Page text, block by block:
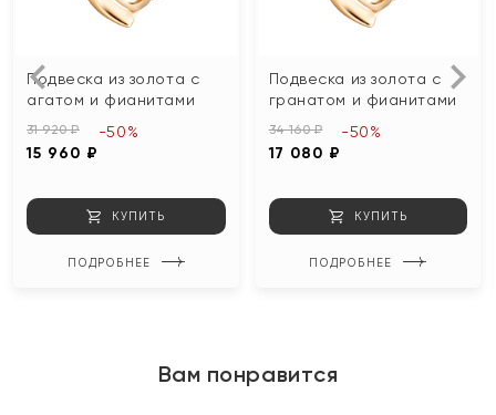
Подвеска из золота с
агатом и фианитами
31 920 ₽
15 960 ₽
-50%
КУПИТЬ
ПОДРОБНЕЕ
Подвеска из золота с
гранатом и фианитами
34 160 ₽
17 080 ₽
-50%
КУПИТЬ
ПОДРОБНЕЕ
Вам понравится